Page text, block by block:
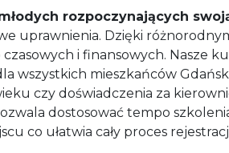
rozpoczynających
uprawnienia. Dzięki
i finansowych. Nasze
wszystkich mieszkańców
czy doświadczenia za
dostosować tempo
co ułatwia cały proces